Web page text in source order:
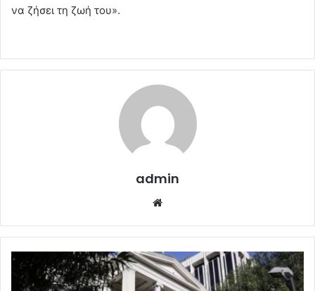
να ζήσει τη ζωή του».
admin